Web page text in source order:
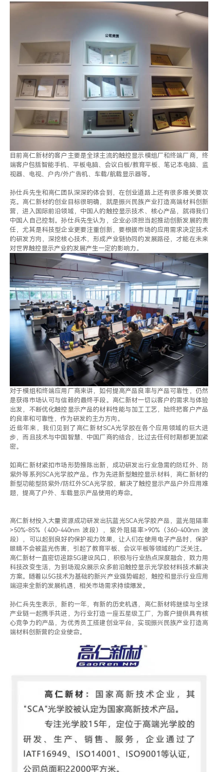
目前高仁新材的客户主要是全球主流的触控显示模组厂和终端厂商，终
端客户包括智能手机、平板电脑、会议白板/教育平板、笔记本电脑、监
视器、电视、户内/外广告机、车载/航载显示器等。
孙仕兵先生和高仁团队深深的体会到，在创业道路上还有很多难关要攻
克。高仁新材的创业目标很明确，就是振兴民族产业打造高端材料创新
营，进入国际前沿领域，中国人的触控显示技术、核心产品，就得我们
中国人自己控制。孙仕兵先生认为，企业必须担当起推动创新发展的责
任，尤其是科技型企业更要注重创新，要根据市场的应用需求决定技术
的研发方向，深挖核心技术，形成产业链协同的发展路径，才能在未来
对世界触控显示产业的发展产生一定的影响力。
对于模组和终端应用厂商来讲，如何提高产品良率与产品可靠性，仍然
是获得市场认可与信赖的最终手段。高仁新材一切以客户的需求与体验
出发，不断优化触控显示产品的材料性能与加工工艺，始终把客户产品
的良率和可靠性，作为研发的主力方向。
近些年来，我们见到了高仁新材SCA光学胶在各个应用领域的巨大进
步，而且技术与中国智慧、中国厂商的结合，比过去任何时期都更加紧
密。
如高仁新材紧扣市场形势推陈出新，成功研发出行业急需的防红外、防
紫外等系列SCA光学胶产品。作为先进新型触控显示材料，高仁新材的
新型功能型防紫外/防红外SCA光学胶，解决了触控显示产品户外应用难
题，提高了户外、车载显示产品使用的寿命。
高仁新材投入大量资源成功研发出抗蓝光SCA光学胶产品，蓝光阻隔率
>50%-85%（400-440nm 波段），紫外阻隔率>90%（360-400nm 波
段），可以起到良好的保护视力效果，让人们在使用电子产品时，保护
眼睛不会被蓝光伤害，引起了教育平板、会议平板等领域的广泛关注。
高仁新材一直密切追踪5G建设风口，积极与行业热点深度融合，致力用
科技改变生活，为到场观众展示众多前沿触控显示光学胶材料技术解决
方案。随着以5G技术为基础的新兴产业强势崛起，触控和显示行业应用
端迎来全新的发展机遇，相关市场需求持续爆发。
孙仁兵先生表示，新的一年，有新的历史机遇，高仁新材将继续与全球
产业链一起携手共进，为行业打造一座五星级工厂，为客户提供具有核
心竞争力的产品，为优秀员工搭建创业平台，实现振兴民族产业打造高
端材料创新营的企业使命。